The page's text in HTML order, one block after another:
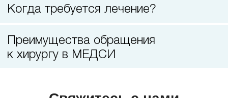
Когда требуется лечение?
Преимущества обращения
к хирургу в МЕДСИ